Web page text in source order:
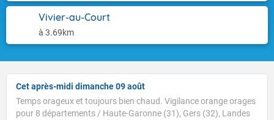
Vivier-au-Court
à 3.69km
Cet après-midi dimanche 09 août
Temps orageux et toujours bien chaud. Vigilance orange orages
pour 8 départements / Haute-Garonne (31), Gers (32), Landes